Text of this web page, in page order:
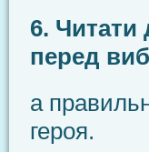
6. Читати
перед
а
героя.